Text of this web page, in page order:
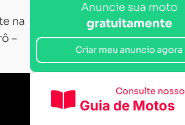
na
–
Anuncie sua moto
gratuitamente
Criar meu anuncio agora
Consulte nosso
Guia de Motos